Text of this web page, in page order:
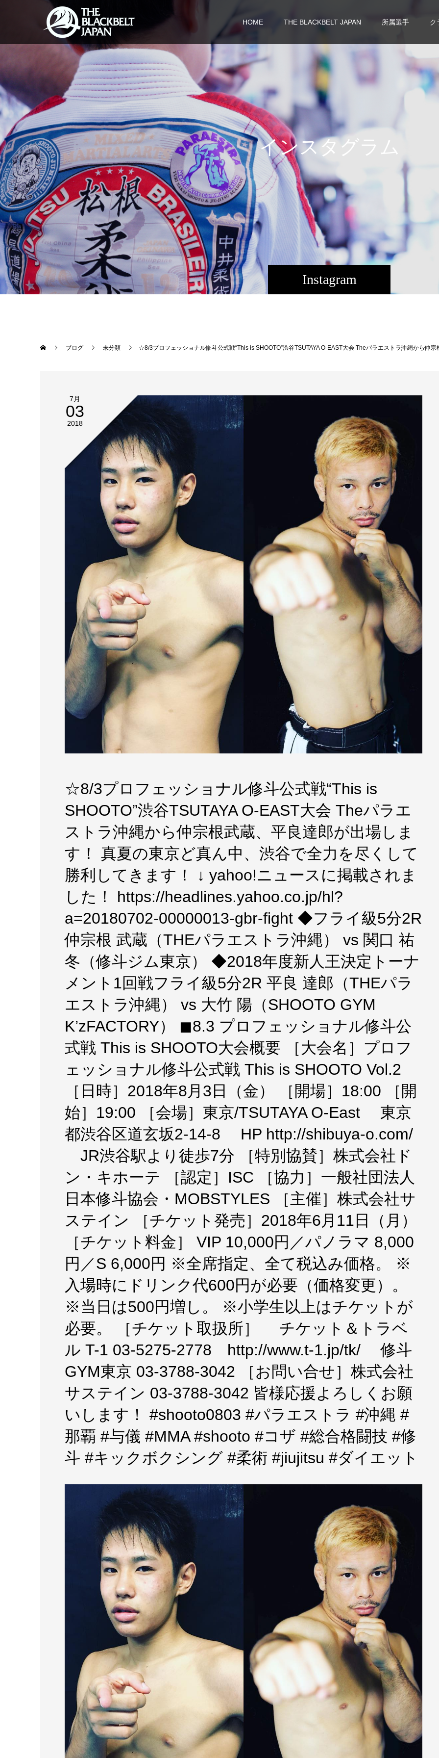
HOME THE BLACKBELT JAPAN 所属選手 ク
Instagram
インスタグラ ム
ブログ 未分類 ☆8/3プロフェッショナル修斗公式戦“This is SHOOTO”渋谷TSUTAYA O-EAST大会 Theパラエストラ沖縄から仲宗根武蔵、平良達郎が出場します！ 真夏の東京ど真ん中、渋谷で全力を尽くして勝利してきます！ ↓ yahoo!ニュースに掲載されました！ https://headlines.yahoo.co.jp/hl?a=20180702-00000013-gbr-fight ◆フライ級5分2R 仲宗根 武蔵（THEパラエストラ沖縄） vs 関口 祐冬（修斗ジム東京） ◆2018年度新人王決定トーナメント1回戦フライ級5分2R 平良 達郎（THEパラエストラ沖縄） vs 大竹 陽（SHOOTO GYM K’zFACTORY） ◼︎8.3 プロフェッショナル修斗公式戦 This is SHOOTO大会概要 ［大会名］プロフェッショナル修斗公式戦 This is SHOOTO Vol.2 ［日時］2018年8月3日（金） ［開場］18:00 ［開始］19:00 ［会場］東京/TSUTAYA O-East 東京都渋谷区道玄坂2-14-8 HP http://shibuya-o.com/ JR渋谷駅より徒歩7分 ［特別協賛］株式会社ドン・キホーテ ［認定］ISC ［協力］一般社団法人 日本修斗協会・MOBSTYLES ［主催］株式会社サステ
7月
03
2018
☆8/3プロフェッショナル修斗公式戦“This is
SHOOTO”渋谷TSUTAYA O-EAST大会 Theパラエ
ストラ沖縄から仲宗根武蔵、平良達郎が出場しま
す！ 真夏の東京ど真ん中、渋谷で全力を尽くして
勝利してきます！ ↓ yahoo!ニュースに掲載されま
した！ https://headlines.yahoo.co.jp/hl?
a=20180702-00000013-gbr-fight ◆フライ級5分2R
仲宗根 武蔵（THEパラエストラ沖縄） vs 関口 祐
冬（修斗ジム東京） ◆2018年度新人王決定トーナ
メント1回戦フライ級5分2R 平良 達郎（THEパラ
エストラ沖縄） vs 大竹 陽（SHOOTO GYM
K’zFACTORY） ◼︎8.3 プロフェッショナル修斗公
式戦 This is SHOOTO大会概要 ［大会名］プロフ
ェッショナル修斗公式戦 This is SHOOTO Vol.2
［日時］2018年8月3日（金） ［開場］18:00 ［開
始］19:00 ［会場］東京/TSUTAYA O-East 東京
都渋谷区道玄坂2-14-8 HP http://shibuya-o.com/
JR渋谷駅より徒歩7分 ［特別協賛］株式会社ド
ン・キホーテ ［認定］ISC ［協力］一般社団法人
日本修斗協会・MOBSTYLES ［主催］株式会社サ
ステイン ［チケット発売］2018年6月11日（月）
［チケット料金］ VIP 10,000円／パノラマ 8,000
円／S 6,000円 ※全席指定、全て税込み価格。 ※
入場時にドリンク代600円が必要（価格変更）。
※当日は500円増し。 ※小学生以上はチケットが
必要。 ［チケット取扱所］ チケット＆トラベ
ル T-1 03-5275-2778 http://www.t-1.jp/tk/ 修斗
GYM東京 03-3788-3042 ［お問い合せ］株式会社
サステイン 03-3788-3042 皆様応援よろしくお願
いします！ #shooto0803 #パラエストラ #沖縄 #
那覇 #与儀 #MMA #shooto #コザ #総合格闘技 #修
斗 #キックボクシング #柔術 #jiujitsu #ダイエット